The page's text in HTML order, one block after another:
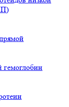
гемоглобин